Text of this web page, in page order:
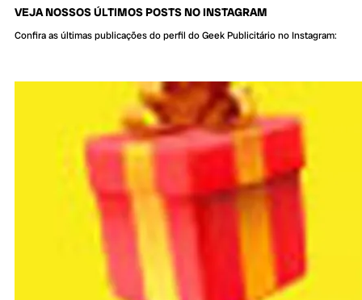
VEJA NOSSOS ÚLTIMOS POSTS NO INSTAGRAM
Confira as últimas publicações do perfil do Geek Publicitário no Instagram: